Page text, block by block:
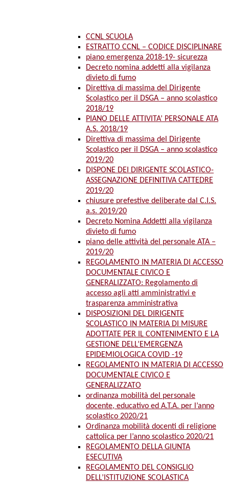
CCNL SCUOLA
ESTRATTO CCNL – CODICE DISCIPLINARE
piano emergenza 2018-19- sicurezza
Decreto nomina addetti alla vigilanza
divieto di fumo
Direttiva di massima del Dirigente
Scolastico per il DSGA – anno scolastico
2018/19
PIANO DELLE ATTIVITA’ PERSONALE ATA
A.S. 2018/19
Direttiva di massima del Dirigente
Scolastico per il DSGA – anno scolastico
2019/20
DISPONE DEI DIRIGENTE SCOLASTICO-
ASSEGNAZIONE DEFINITIVA CATTEDRE
2019/20
chiusure prefestive deliberate dal C.I.S.
a.s. 2019/20
Decreto Nomina Addetti alla vigilanza
divieto di fumo
piano delle attività del personale ATA –
2019/20
REGOLAMENTO IN MATERIA DI ACCESSO
DOCUMENTALE CIVICO E
GENERALIZZATO: Regolamento di
accesso agli atti amministrativi e
trasparenza amministrativa
DISPOSIZIONI DEL DIRIGENTE
SCOLASTICO IN MATERIA DI MISURE
ADOTTATE PER IL CONTENIMENTO E LA
GESTIONE DELL’EMERGENZA
EPIDEMIOLOGICA COVID -19
REGOLAMENTO IN MATERIA DI ACCESSO
DOCUMENTALE CIVICO E
GENERALIZZATO
ordinanza mobilità del personale
docente, educativo ed A.T.A. per l’anno
scolastico 2020/21
Ordinanza mobilità docenti di religione
cattolica per l’anno scolastico 2020/21
REGOLAMENTO DELLA GIUNTA
ESECUTIVA
REGOLAMENTO DEL CONSIGLIO
DELL’ISTITUZIONE SCOLASTICA